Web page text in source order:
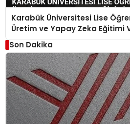
Karabük Üniversitesi Lise
Üretim ve Yapay Zeka Eğitimi
Son Dakika